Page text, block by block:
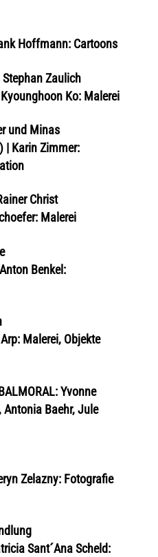
Hoffmann: Cartoons
Zaulich
Ko: Malerei
und Minas
| Karin Zimmer:
Christ
Malerei
Benkel:
Malerei, Objekte
Yvonne
Antonia Baehr, Jule
Zelazny: Fotografie
Sant´Ana Scheld: